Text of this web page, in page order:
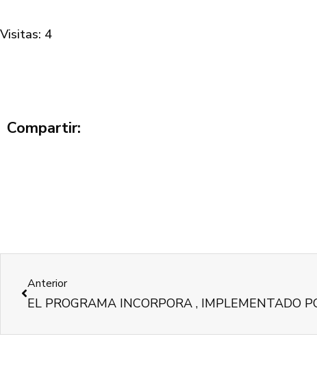
Visitas: 4
Compartir:
Anterior